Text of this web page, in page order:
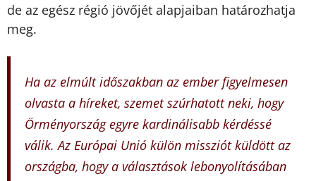
de az egész régió jövőjét alapjaiban határozhatja
meg.
Ha az elmúlt időszakban az ember figyelmesen
olvasta a híreket, szemet szúrhatott neki, hogy
Örményország egyre kardinálisabb kérdéssé
válik. Az Európai Unió külön missziót küldött az
országba, hogy a választások lebonyolításában